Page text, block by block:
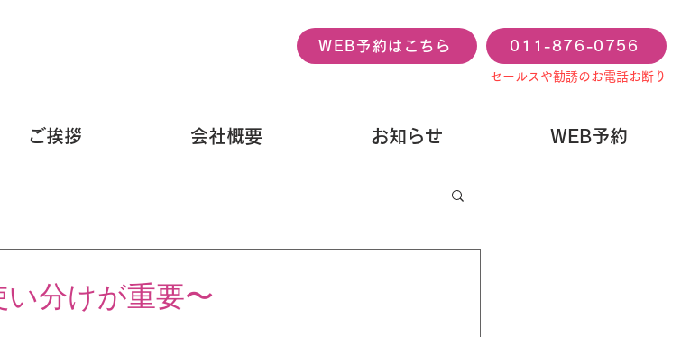
WEB予約はこちら 011-876-0756
セールスや勧誘のお電話お断り
ご挨拶 会社概要 お知らせ WEB予約
分けが重要〜